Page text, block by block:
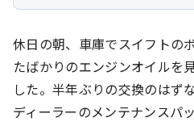
休日の朝、車庫でスイフトの
たばかりのエンジンオイルを
した。半年ぶりの交換のはず
ディーラーのメンテナンスパ